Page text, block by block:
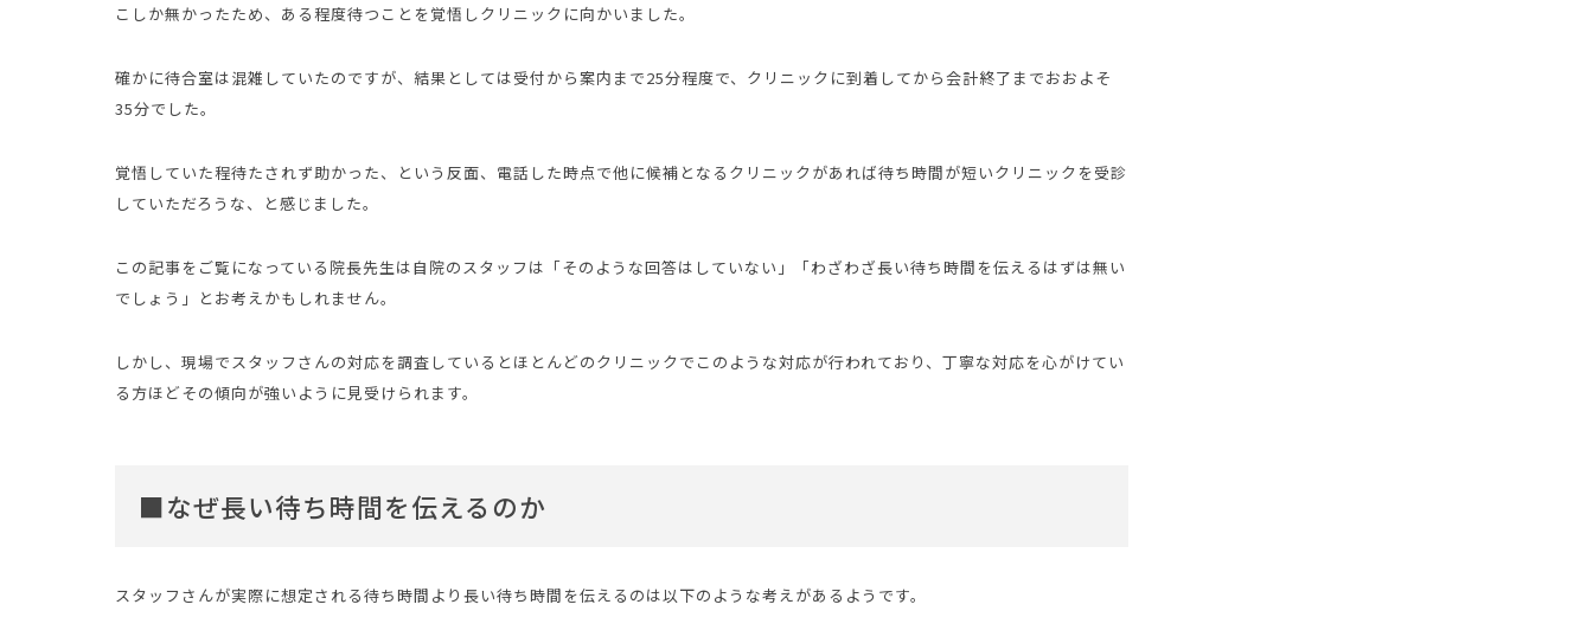
こしか無かったため、ある程度待つことを覚悟しクリニックに向かいました。
確かに待合室は混雑していたのですが、結果としては受付から案内まで25分程度で、クリニックに到着してから会計終了までおおよそ
35分でした。
覚悟していた程待たされず助かった、という反面、電話した時点で他に候補となるクリニックがあれば待ち時間が短いクリニックを受診
していただろうな、と感じました。
この記事をご覧になっている院長先生は自院のスタッフは「そのような回答はしていない」「わざわざ長い待ち時間を伝えるはずは無い
でしょう」とお考えかもしれません。
しかし、現場でスタッフさんの対応を調査しているとほとんどのクリニックでこのような対応が行われており、丁寧な対応を心がけてい
る方ほどその傾向が強いように見受けられます。
■なぜ長い待ち時間を伝えるのか
スタッフさんが実際に想定される待ち時間より長い待ち時間を伝えるのは以下のような考えがあるようです。